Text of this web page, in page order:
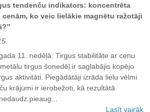
tendenču indikators: koncentrēta
cenām, ko veic lielākie magnētu ražotāji
11. nedēļā: Tirgus stabilitāte ar cenu
tirgus šonedēļ ir saglabājis kopējo
aktivitāti. Piegādātāji izrāda lielu vēlmi
krājumi ir ierobežoti, kā rezultātā
pieaug...
Lasīt vairāk